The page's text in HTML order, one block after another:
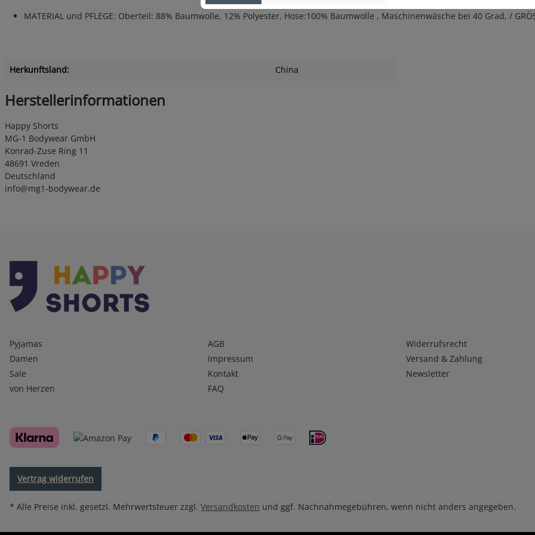
MATERIAL und PFLEGE: Oberteil: 88% Baumwolle, 12% Polyester, Hose:100% Baumwolle , Maschinenwäsche bei 40 Grad, /
Herkunftsland: China
Herstellerinformationen
Happy Shorts
MG-1 Bodywear GmbH
Konrad-Zuse Ring 11
48691 Vreden
Deutschland
info@mg1-bodywear.de
Kategorien
Pyjamas
Damen
Sale
von Herzen
Infos 1
AGB
Impressum
Kontakt
FAQ
Infos 2
Widerrufsrecht
Versand & Zahlung
Newsletter
Vertrag widerrufen
* Alle Preise inkl. gesetzl. Mehrwertsteuer zzgl. Versandkosten und ggf. Nachnahmegebühren, wenn nicht anders angegeben.